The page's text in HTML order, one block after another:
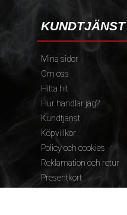
KUNDTJÄNST
Mina sidor
Om oss
Hitta hit
Hur handlar jag?
Kundtjänst
Köpvillkor
Policy och cookies
Reklamation och retur
Presentkort